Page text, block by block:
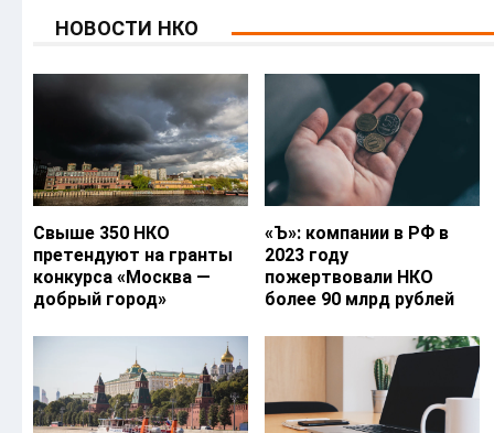
НОВОСТИ НКО
Свыше 350 НКО
претендуют на гранты
конкурса «Москва —
добрый город»
«Ъ‎»: компании в РФ в
2023 году
пожертвовали НКО
более 90 млрд рублей